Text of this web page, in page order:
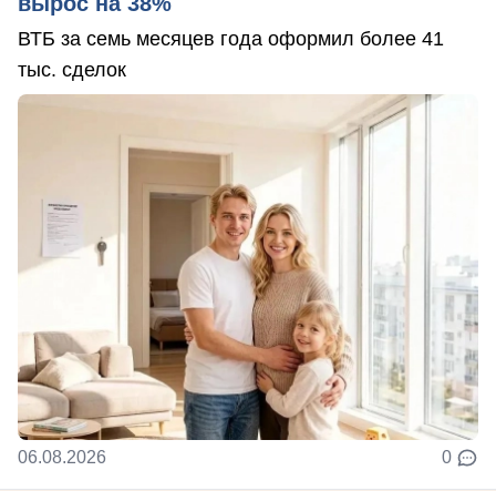
ВТБ за семь месяцев года оформил более 41
тыс. сделок
06.08.2026 0